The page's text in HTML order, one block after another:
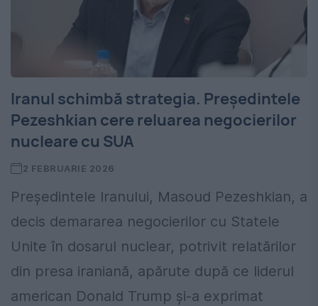
Iranul schimbă strategia. Președintele
Pezeshkian cere reluarea negocierilor
nucleare cu SUA
2 FEBRUARIE 2026
Președintele Iranului, Masoud Pezeshkian, a
decis demararea negocierilor cu Statele
Unite în dosarul nuclear, potrivit relatărilor
din presa iraniană, apărute după ce liderul
american Donald Trump și-a exprimat